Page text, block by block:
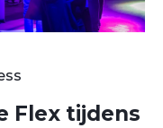
Flex tijdens